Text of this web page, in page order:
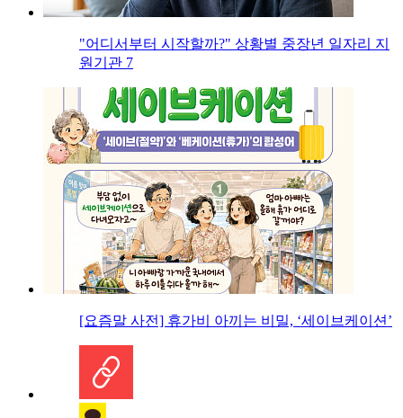
"어디서부터 시작할까?" 상황별 중장년 일자리 지
원기관 7
[요즘말 사전] 휴가비 아끼는 비밀, ‘세이브케이션’